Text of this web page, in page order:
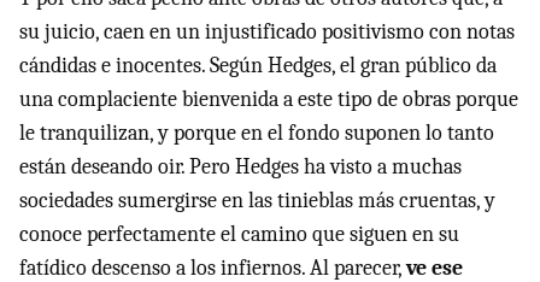
su juicio, caen en un injustificado positivismo con notas
cándidas e inocentes. Según Hedges, el gran público da
una complaciente bienvenida a este tipo de obras porque
le tranquilizan, y porque en el fondo suponen lo tanto
están deseando oir. Pero Hedges ha visto a muchas
sociedades sumergirse en las tinieblas más cruentas, y
conoce perfectamente el camino que siguen en su
fatídico descenso a los infiernos. Al parecer,ve ese